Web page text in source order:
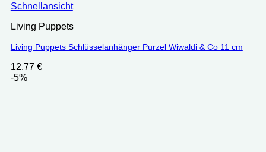
Schnellansicht
Living Puppets
Living Puppets Schlüsselanhänger Purzel Wiwaldi & Co 11 cm
12.77 €
-5%